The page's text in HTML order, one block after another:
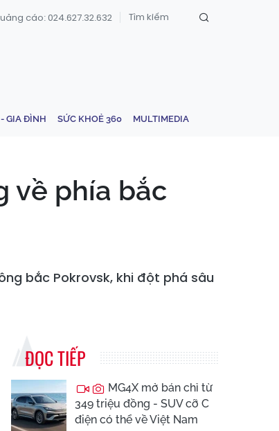
cáo: 024.627.32.632
GIA ĐÌNH SỨC KHOẺ 360 MULTIMEDIA
về phía bắc
bắc Pokrovsk, khi đột phá sâu
ĐỌC TIẾP
MG4X mở bán chỉ từ
349 triệu đồng - SUV cỡ C
điện có thể về Việt Nam